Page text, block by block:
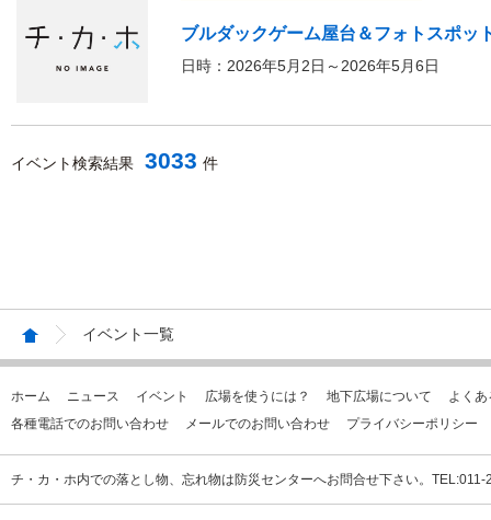
ブルダックゲーム屋台＆フォトスポ
日時：2026年5月2日～2026年5月6日
イベント検索結果 3033 件
イベント一覧
ホーム ニュース イベント 広場を使うには？ 地下広場について
よく
各種電話でのお問い合わせ
メールでのお問い合わせ プライバシーポリシー
チ・カ・ホ内での落とし物、忘れ物は防災センターへお問合せ下さい。